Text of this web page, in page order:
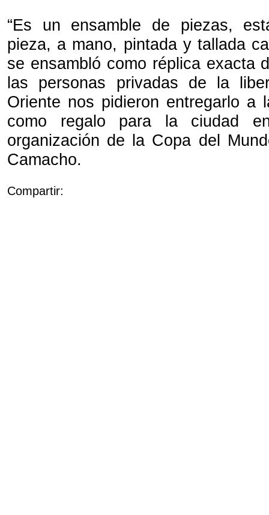
“Es un ensamble de piezas,
pieza, a mano, pintada y tallada
se ensambló como réplica exacta
las personas privadas de la
Oriente nos pidieron entregarlo a
como regalo para la ciudad
organización de la Copa del
Camacho.
Compartir: